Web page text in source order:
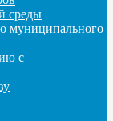
среды
муниципального
с